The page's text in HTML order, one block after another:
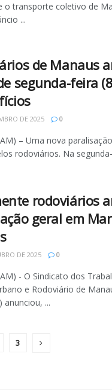
o transporte coletivo de
...
de Manaus
segunda-feira
DE 2025 0
– Uma nova
rodoviários. Na
rodoviários
geral em
DE 2025 0
- O Sindicato dos
e Rodoviário de
anunciou, ...
3